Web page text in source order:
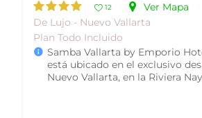
Ver Mapa
De Lujo - Nuevo Vallarta
Plan Todo Incluido
Hotel Occidental Nuevo
el Pacífico mexicano, un
belleza que ofrece tradició...